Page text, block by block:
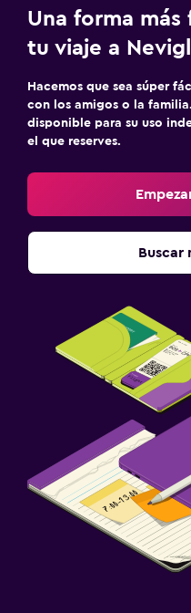
Masaje de pies
Botella de agua
Check-in/check-out
Recepción 24 horas
Muebles de exterior
Estacionamiento y
Carga de vehículos
Estacionamiento gratuito
Estacionamiento privado
Servicio de traslado
Una forma
tu viaje a
Hacemos que sea súper
con los amigos o la
disponible para su uso
el que reserves.
Buscar